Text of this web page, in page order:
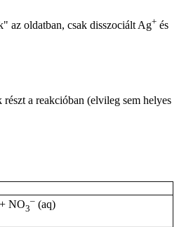
az oldatban, csak disszociált Ag+ és
a reakcióban (elvileg sem helyes
NO3
–(aq)